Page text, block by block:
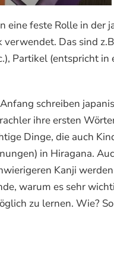
eine feste Rolle in der
verwendet. Das sind
Partikel (entspricht
schreiben
ihre ersten
Dinge, die auch
in Hiragana.
Kanji
warum es sehr
zu lernen. Wie?